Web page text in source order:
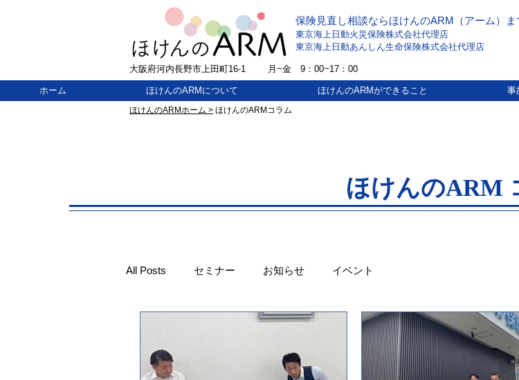
保険見直し相談ならほけんのARM（アーム）ま
東京海上日動火災保険株式会社代理店
東京海上日動あんしん生命保険株式会社代理店
大阪府河内長野市上田町16-1 ​月~金 9：00~17：00
ホーム ほけんのARMについて ほけんのARMができること 事
ほけんのARMホーム > ほけんのARMコラム
ほけんのARM
All Posts セミナー お知らせ イベント